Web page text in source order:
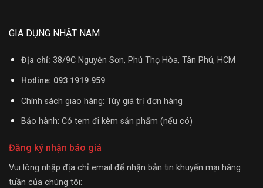
GIA DỤNG NHẬT NAM
Địa chỉ: 38/9C Nguyễn Sơn, Phú Thọ Hòa, Tân Phú, HCM
Hotline: 093 1919 959
Chính sách giao hàng: Tùy giá trị đơn hàng
Bảo hành: Có tem đi kèm sản phẩm (nếu có)
Đăng ký nhận báo giá
Vui lòng nhập địa chỉ email để nhận bản tin khuyến mại hàng
tuần của chúng tôi: